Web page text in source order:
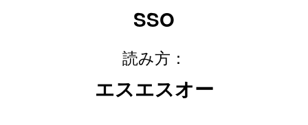
SSO
読み方：
エスエスオー